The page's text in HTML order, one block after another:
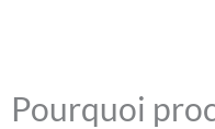
Pourquoi